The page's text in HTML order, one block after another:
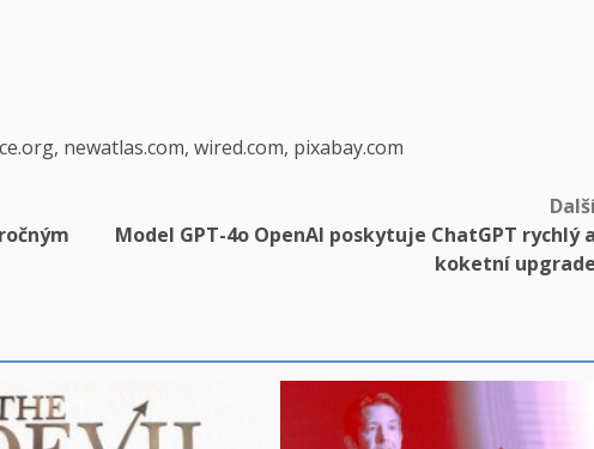
newatlas.com, wired.com, pixabay.com
Model GPT-4o OpenAI poskytuje ChatGPT rychlý a
koketní upgrade